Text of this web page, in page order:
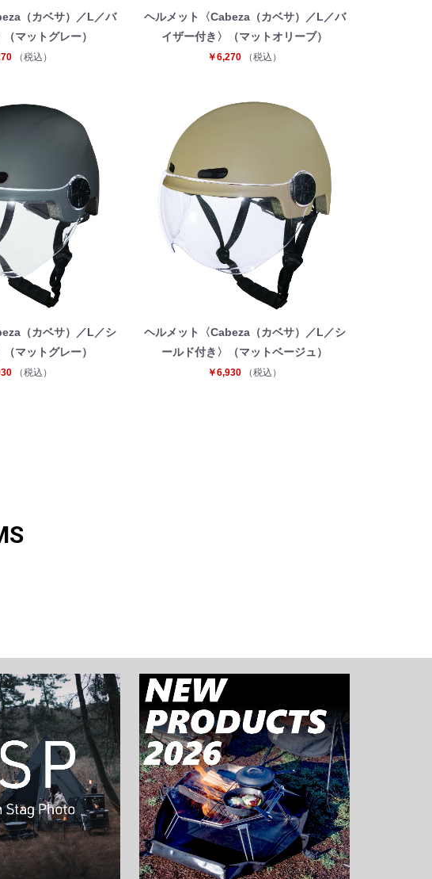
（カベサ）／L／バ
マットグレー）
（税込）
ヘルメット〈Cabeza（カベサ）／L／バ
イザー付き〉（マットオリーブ）
￥6,270 （税込）
（カベサ）／L／シ
マットグレー）
（税込）
ヘルメット〈Cabeza（カベサ）／L／シ
ールド付き〉（マットベージュ）
￥6,930 （税込）